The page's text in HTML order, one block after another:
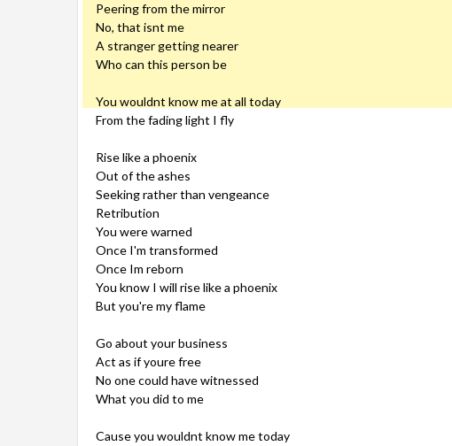
Peering from the mirror
No, that isnt me
A stranger getting nearer
Who can this person be
You wouldnt know me at all today
From the fading light I fly
Rise like a phoenix
Out of the ashes
Seeking rather than vengeance
Retribution
You were warned
Once I'm transformed
Once Im reborn
You know I will rise like a phoenix
But you're my flame
Go about your business
Act as if youre free
No one could have witnessed
What you did to me
Cause you wouldnt know me today